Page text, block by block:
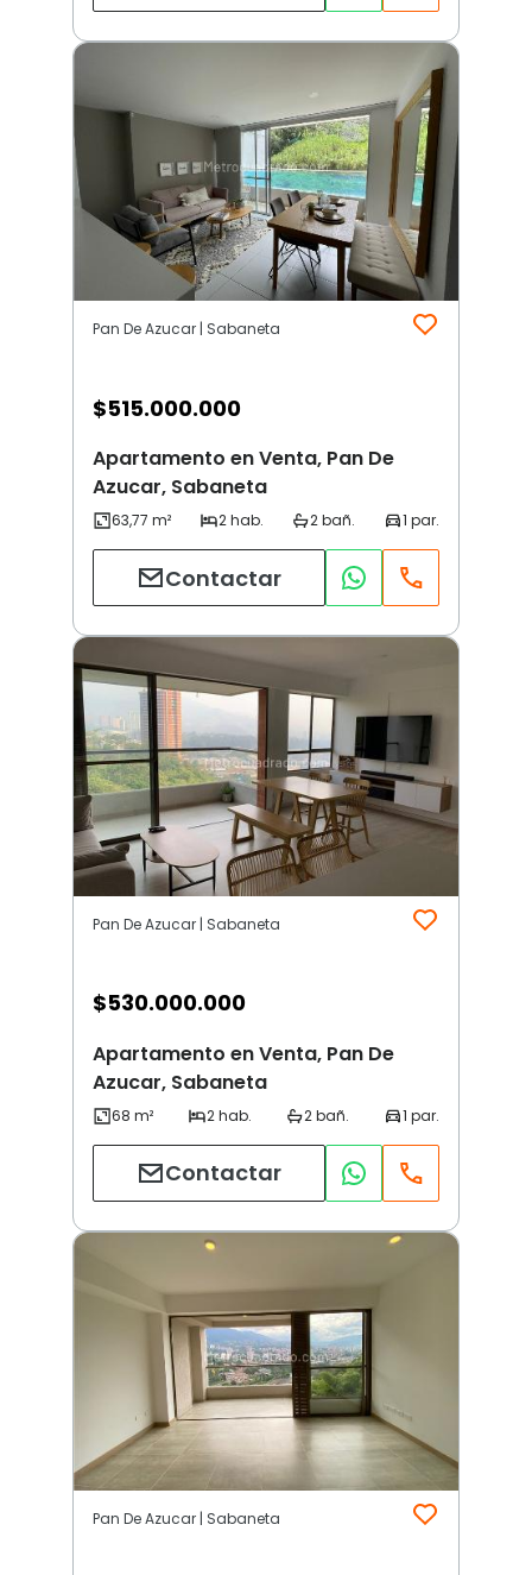
Pan De Azucar | Sabaneta
$515.000.000
Apartamento en Venta, Pan De
Azucar, Sabaneta
Contactar
Pan De Azucar | Sabaneta
$530.000.000
Apartamento en Venta, Pan De
Azucar, Sabaneta
Contactar
Pan De Azucar | Sabaneta